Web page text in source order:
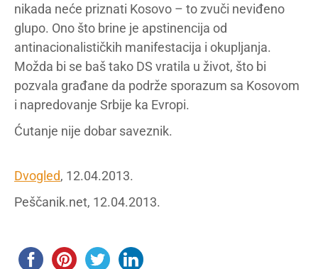
nikada neće priznati Kosovo – to zvuči neviđeno
glupo. Ono što brine je apstinencija od
antinacionalističkih manifestacija i okupljanja.
Možda bi se baš tako DS vratila u život, što bi
pozvala građane da podrže sporazum sa Kosovom
i napredovanje Srbije ka Evropi.
Ćutanje nije dobar saveznik.
Dvogled, 12.04.2013.
Peščanik.net, 12.04.2013.